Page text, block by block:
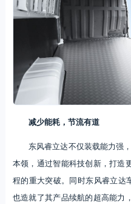
减少能耗，节流有道
东风睿立达不仅装载能力强
本领，通过智能科技创新，打造
程的重大突破。同时东风睿立达
也造就了其产品续航的超高能力